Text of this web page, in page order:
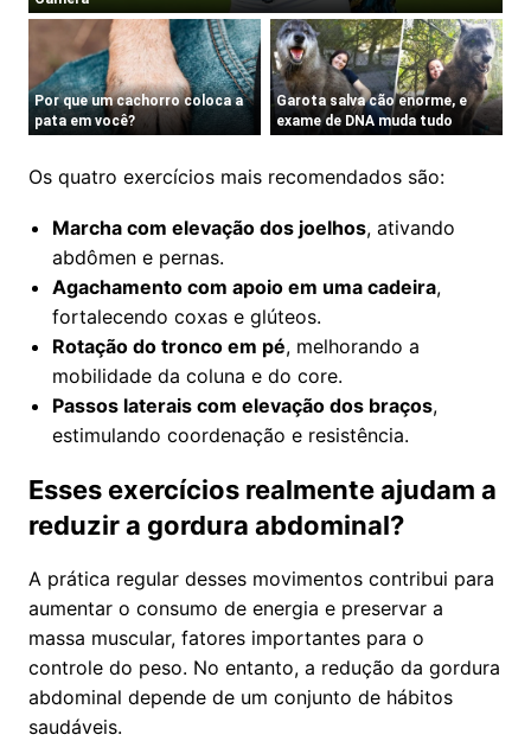
Os quatro exercícios mais recomendados são:
Marcha com elevação dos joelhos, ativando
abdômen e pernas.
Agachamento com apoio em uma cadeira,
fortalecendo coxas e glúteos.
Rotação do tronco em pé, melhorando a
mobilidade da coluna e do core.
Passos laterais com elevação dos braços,
estimulando coordenação e resistência.
Esses exercícios realmente ajudam a
reduzir a gordura abdominal?
A prática regular desses movimentos contribui para
aumentar o consumo de energia e preservar a
massa muscular, fatores importantes para o
controle do peso. No entanto, a redução da gordura
abdominal depende de um conjunto de hábitos
saudáveis.